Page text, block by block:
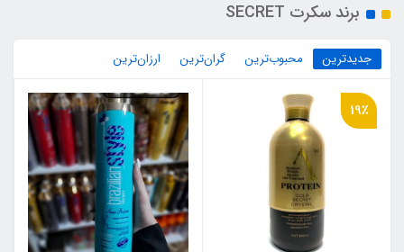
برند سکرت SECRET
جدیدترین محبوب‌ترین گران‌ترین ارزان‌ترین
19٪